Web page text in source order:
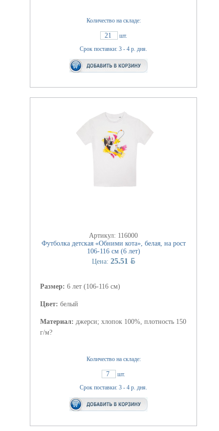
Количество на складе:
21
шт.
Срок поставки: 3 - 4 р. дня.
Артикул: 116000
Футболка детская «Обними кота», белая, на рост
106-116 см (6 лет)
Цена: 25.51 BYN
Размер: 6 лет (106-116 см)
Цвет: белый
Материал: джерси; хлопок 100%, плотность 150
г/м?
Количество на складе:
7
шт.
Срок поставки: 3 - 4 р. дня.